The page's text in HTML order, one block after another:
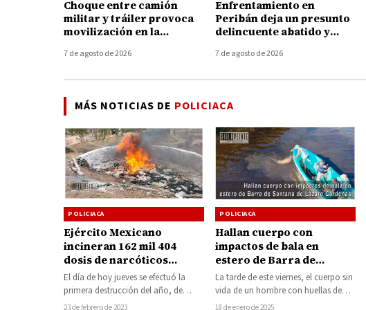
Choque entre camión
militar y tráiler provoca
movilización en la
Taretan
7 de agosto de 2026
Enfrentamiento en
Peribán deja un presunto
delincuente abatido y
7 de agosto de 2026
MÁS NOTICIAS DE POLICIACA
POLICIACA
Ejército Mexicano
incineran 162 mil 404
dosis de narcóticos
asegurados en Michoacán
El día de hoy jueves se efectuó la
primera destrucción del año, de
diversos estupefacientes, en las
23 de febrero de 2023
POLICIACA
Hallan cuerpo con
impactos de bala en
estero de Barra de
Santana de Lázaro
Cárdenas
La tarde de este viernes, el cuerpo sin
vida de un hombre con huellas de
violencia e impactos…
18 de enero de 2025